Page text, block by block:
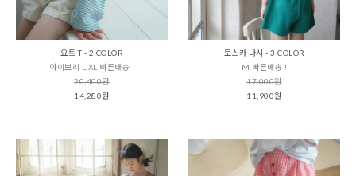
요트 T - 2 COLOR
아이보리 L,XL 빠른배송 !
20,400원
14,280원
토스카 나시 - 3 COLOR
M 빠른배송 !
17,000원
11,900원